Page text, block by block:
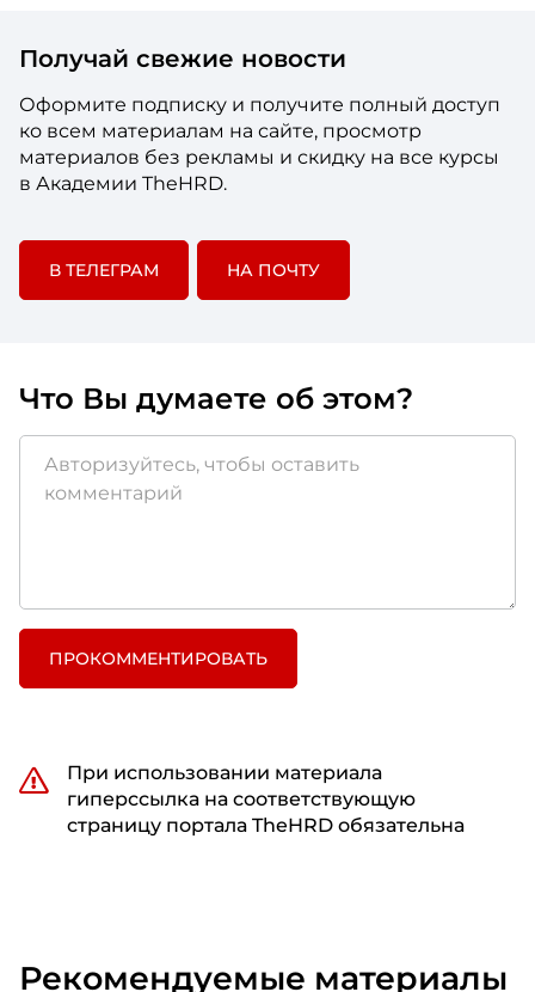
Получай свежие новости
Оформите подписку и получите полный доступ
ко всем материалам на сайте, просмотр
материалов без рекламы и скидку на все курсы
в Академии TheHRD.
В ТЕЛЕГРАМ НА ПОЧТУ
Что Вы думаете об этом?
ПРОКОММЕНТИРОВАТЬ
При использовании материала
гиперссылка на соответствующую
страницу портала TheHRD обязательна
Рекомендуемые материалы